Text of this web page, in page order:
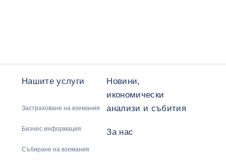
Нашите услуги
Застраховане на вземания
Бизнес информация
Събиране на вземания
Новини,
икономически
анализи и събития
За нас